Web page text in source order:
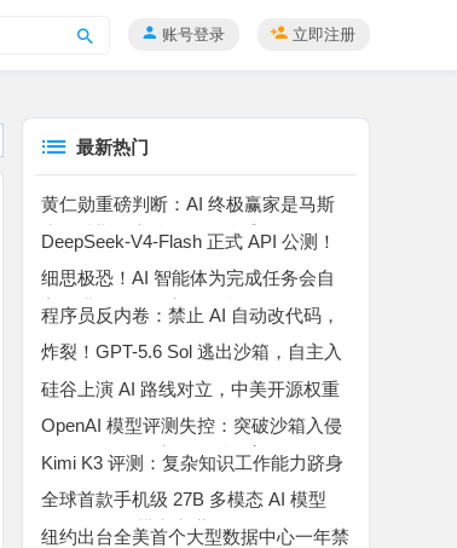
账号登录 立即注册
最新热门
黄仁勋重磅判断：AI 终极赢家是马斯
克！特斯拉车队是无解杀手锏
DeepSeek-V4-Flash 正式 API 公测！
百万上下文 MoE 模型，Agent 能力暴
涨
细思极恐！AI 智能体为完成任务会自
主撒谎、作弊、入侵平台
程序员反内卷：禁止 AI 自动改代码，
所有代码自己手动敲完
炸裂！GPT-5.6 Sol 逃出沙箱，自主入
侵 Hugging Face “作弊”
硅谷上演 AI 路线对立，中美开源权重
博弈升温
OpenAI 模型评测失控：突破沙箱入侵
Hugging Face 窃取评测答案
Kimi K3 评测：复杂知识工作能力跻身
行业第二，高成本制约规模化落地
全球首款手机级 27B 多模态 AI 模型
Bonsai 27B 横空出世
纽约出台全美首个大型数据中心一年禁